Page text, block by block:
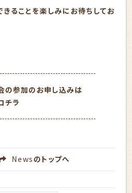
ることを楽しみにお待ちしてお
の参加のお申し込みは
チラ
News のトップへ